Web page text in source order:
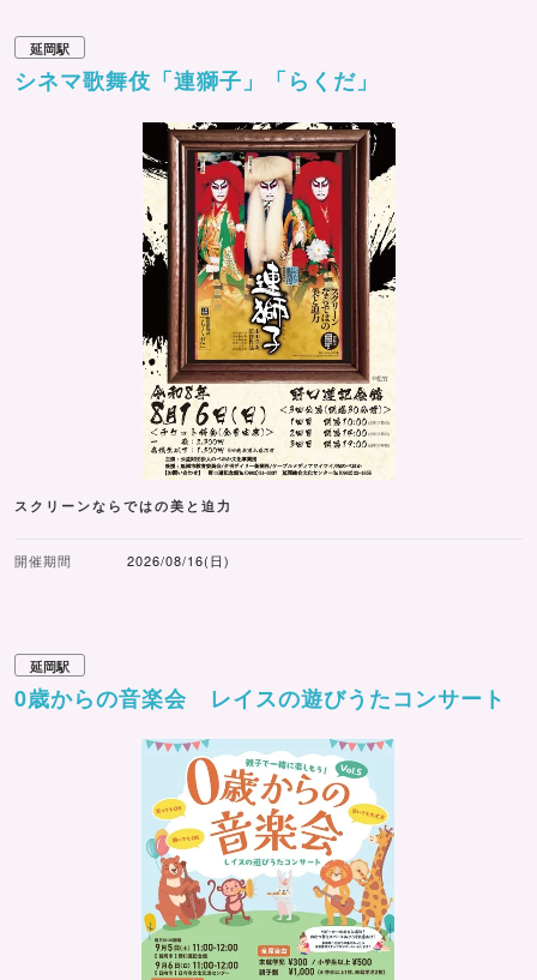
延岡駅
シネマ歌舞伎「連獅子」「らくだ」
スクリーンならではの美と迫力
開催期間 2026/08/16(日)
延岡駅
0歳からの音楽会 レイスの遊びうたコンサート